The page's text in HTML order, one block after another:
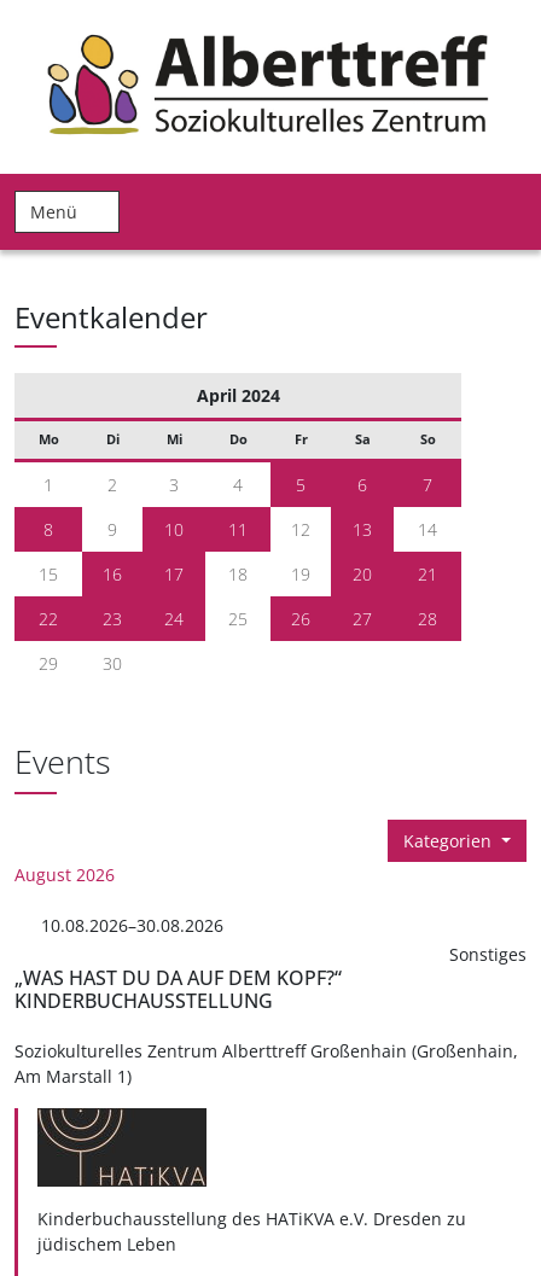
Menü
Eventkalender
April 2024
Mo Di Mi Do Fr Sa So
1 2 3 4 5 6
7
8
9 10 11 12 13
14
15
16 17 18 19 20
21
22
23 24 25 26 27
28
29
30
Events
Kategorien
August 2026
10.08.2026–30.08.2026
Sonstiges
„WAS HAST DU DA AUF DEM KOPF?“
KINDERBUCHAUSSTELLUNG
Soziokulturelles Zentrum Alberttreff Großenhain (Großenhain,
Am Marstall 1)
Kinderbuchausstellung des HATiKVA e.V. Dresden zu
jüdischem Leben